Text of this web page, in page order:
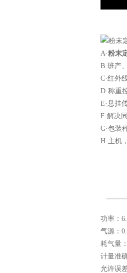
A·粉末
B·班产
C·红外
D·称重
E·悬挂
F·解决
G·包装
H·主机
功率：
气源：
耗气量
计量准
允许误